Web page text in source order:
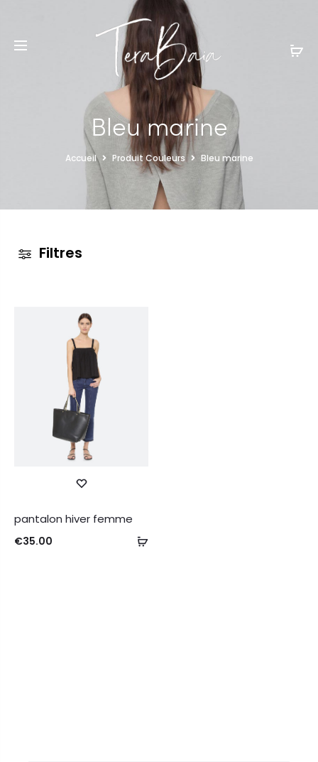
Bleu marine
Accueil Produit Couleurs Bleu marine
Filtres
pantalon hiver femme
€35.00